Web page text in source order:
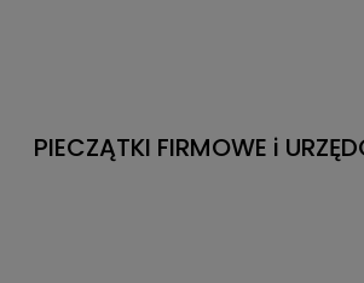
PIECZĄTKI FIRMOWE i